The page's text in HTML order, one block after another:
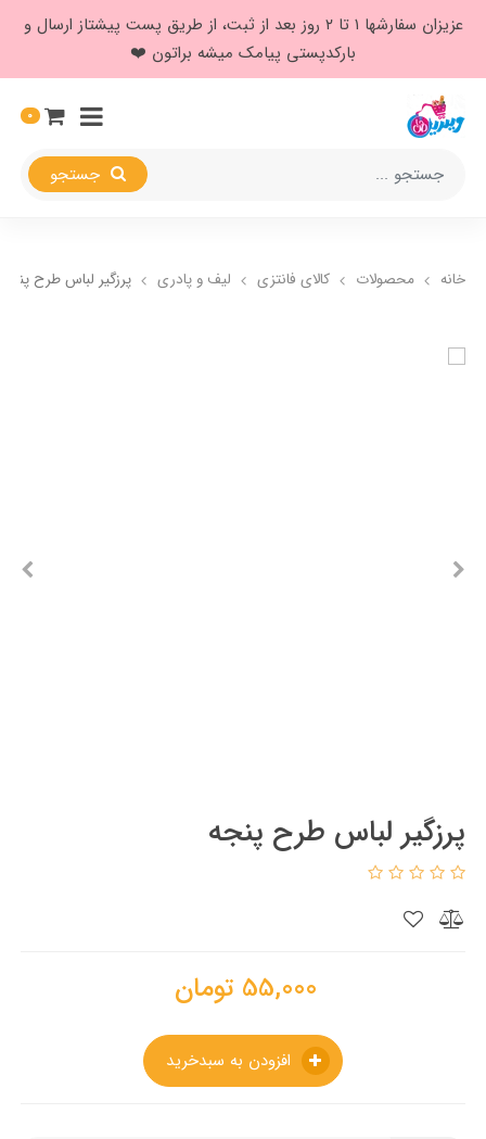
عزیزان سفارشها ۱ تا ۲ روز بعد از ثبت، از طریق پست پیشتاز ارسال و
بارکدپستی پیامک میشه براتون ❤️
0
خانه محصولات کالای فانتزی لیف و پادری پرزگیر لباس طرح پنجه
پرزگیر لباس طرح پنجه
55,000 تومان